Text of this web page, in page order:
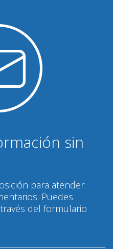
sin
para atender
Puedes
del formulario